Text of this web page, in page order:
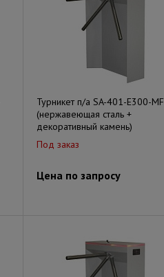
Турникет п/а SA-401-Е300-MF
(нержавеющая сталь +
декоративный камень)
Под заказ
Цена по запросу